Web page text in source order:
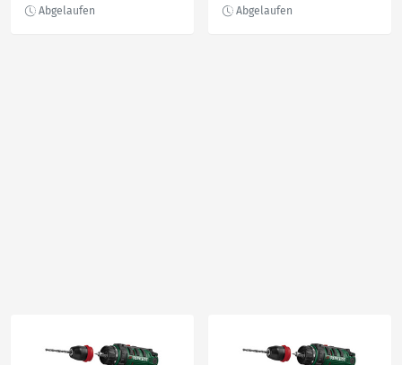
mit 2 Lasern
Zusatzhandgriff 360°